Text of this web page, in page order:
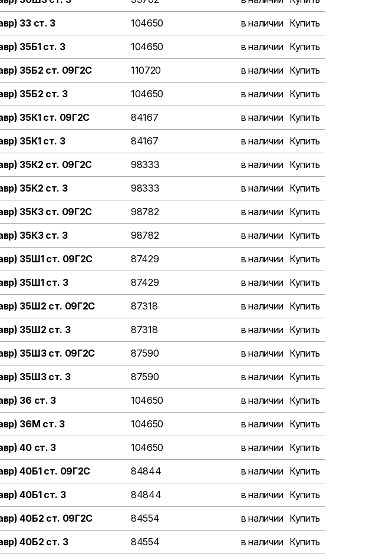
33 ст. 3
104650 в наличии Купить
35Б1 ст. 3
104650 в наличии Купить
35Б2 ст. 09Г2С
110720 в наличии Купить
35Б2 ст. 3
104650 в наличии Купить
35К1 ст. 09Г2С
84167 в наличии Купить
35К1 ст. 3
84167 в наличии Купить
35К2 ст. 09Г2С
98333 в наличии Купить
35К2 ст. 3
98333 в наличии Купить
35К3 ст. 09Г2С
98782 в наличии Купить
35К3 ст. 3
98782 в наличии Купить
35Ш1 ст. 09Г2С
87429 в наличии Купить
35Ш1 ст. 3
87429 в наличии Купить
35Ш2 ст. 09Г2С
87318 в наличии Купить
35Ш2 ст. 3
87318 в наличии Купить
35Ш3 ст. 09Г2С
87590 в наличии Купить
35Ш3 ст. 3
87590 в наличии Купить
36 ст. 3
104650 в наличии Купить
36М ст. 3
104650 в наличии Купить
40 ст. 3
104650 в наличии Купить
40Б1 ст. 09Г2С
84844 в наличии Купить
40Б1 ст. 3
84844 в наличии Купить
40Б2 ст. 09Г2С
84554 в наличии Купить
40Б2 ст. 3
84554 в наличии Купить